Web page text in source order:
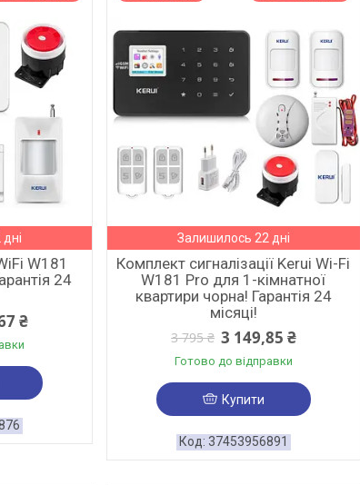
W181
24
₴
Залишилось 22 дні
Комплект сигналізації Kerui Wi-Fi
W181 Pro для 1-кімнатної
квартири чорна! Гарантія 24
місяці!
3 795 ₴ 3 149,85 ₴
Готово до відправки
Купити
37453956891